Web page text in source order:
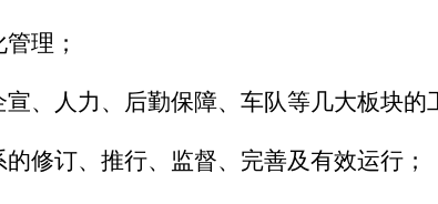
理；
、人力、后勤保障、车队等几大板块的
修订、推行、监督、完善及有效运行；